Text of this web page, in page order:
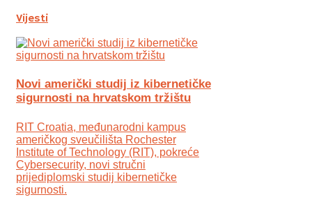
Vijesti
Novi američki studij iz kibernetičke
sigurnosti na hrvatskom tržištu
RIT Croatia, međunarodni kampus
američkog sveučilišta Rochester
Institute of Technology (RIT), pokreće
Cybersecurity, novi stručni
prijediplomski studij kibernetičke
sigurnosti.